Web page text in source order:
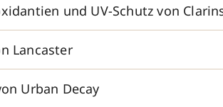
und UV-Schutz von
Lancaster
Urban Decay